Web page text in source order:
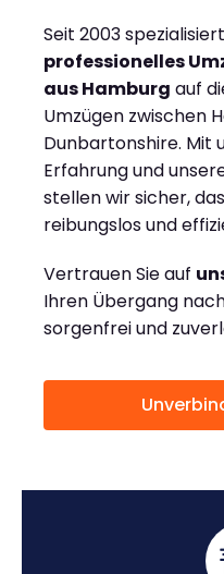
Seit 2003
professionelles
aus Hamburg auf
Umzügen zwischen
Dunbartonshire. Mit
Erfahrung und
stellen wir sicher,
reibungslos und
Vertrauen Sie auf
Ihren Übergang
sorgenfrei und